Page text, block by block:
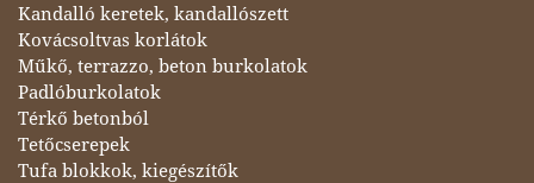
Kandalló keretek, kandallószett
Kovácsoltvas korlátok
Műkő, terrazzo, beton burkolatok
Padlóburkolatok
Térkő betonból
Tetőcserepek
Tufa blokkok, kiegészítők